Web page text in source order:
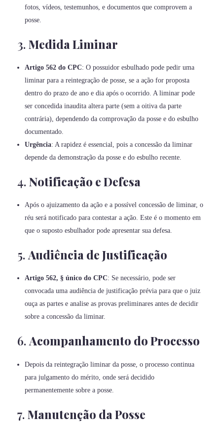
fotos, vídeos, testemunhos, e documentos que comprovem a
posse.
3. Medida Liminar
Artigo 562 do CPC: O possuidor esbulhado pode pedir uma
liminar para a reintegração de posse, se a ação for proposta
dentro do prazo de ano e dia após o ocorrido. A liminar pode
ser concedida inaudita altera parte (sem a oitiva da parte
contrária), dependendo da comprovação da posse e do esbulho
documentado.
Urgência: A rapidez é essencial, pois a concessão da liminar
depende da demonstração da posse e do esbulho recente.
4. Notificação e Defesa
Após o ajuizamento da ação e a possível concessão de liminar, o
réu será notificado para contestar a ação. Este é o momento em
que o suposto esbulhador pode apresentar sua defesa.
5. Audiência de Justificação
Artigo 562, § único do CPC: Se necessário, pode ser
convocada uma audiência de justificação prévia para que o juiz
ouça as partes e analise as provas preliminares antes de decidir
sobre a concessão da liminar.
6.Acompanhamento do Processo
Depois da reintegração liminar da posse, o processo continua
para julgamento do mérito, onde será decidido
permanentemente sobre a posse.
7. Manutenção da Posse